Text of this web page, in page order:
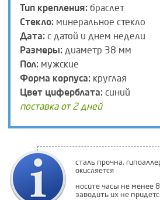
Тип крепления: браслет
Стекло: минеральное стекло
Дата: с датой и днем недели
Размеры: диаметр 38 мм
Пол: мужские
Форма корпуса: круглая
Цвет циферблата: синий
поставка от 2 дней
сталь прочна,
окисляется
носите часы не менее
заводить их не